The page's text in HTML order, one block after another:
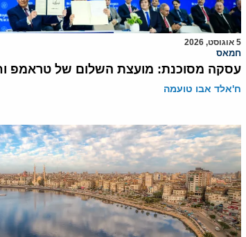
5 אוגוסט, 2026
חמאס
עסקה מסוכנת: מועצת השלום של טראמפ
ח'אלד אבו טועמה